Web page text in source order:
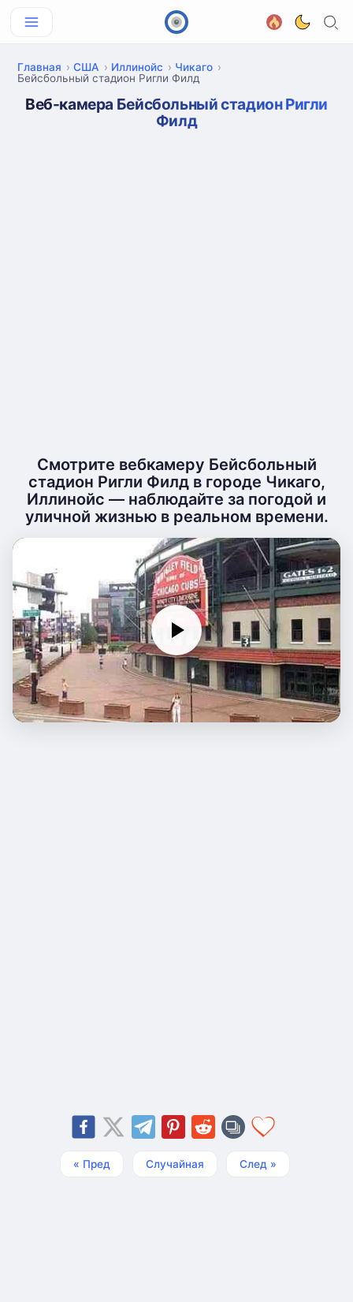
Главная США Иллинойс
Чикаго
Бейсбольный стадион Ригли Филд
Веб-камера Бейсбольный стадион Ригли
Филд
Смотрите вебкамеру Бейсбольный
стадион Ригли Филд в городе Чикаго,
Иллинойс — наблюдайте за погодой и
уличной жизнью в реальном времени.
« Пред Случайная След »